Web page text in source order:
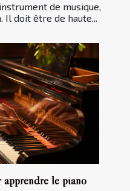
de musique,
Il doit être de haute...
apprendre le piano